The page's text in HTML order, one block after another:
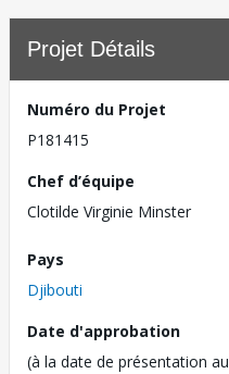
Projet Détails
Numéro du Projet
P181415
Chef d’équipe
Clotilde Virginie Minster
Pays
Djibouti
Date d'approbation
(à la date de présentation au